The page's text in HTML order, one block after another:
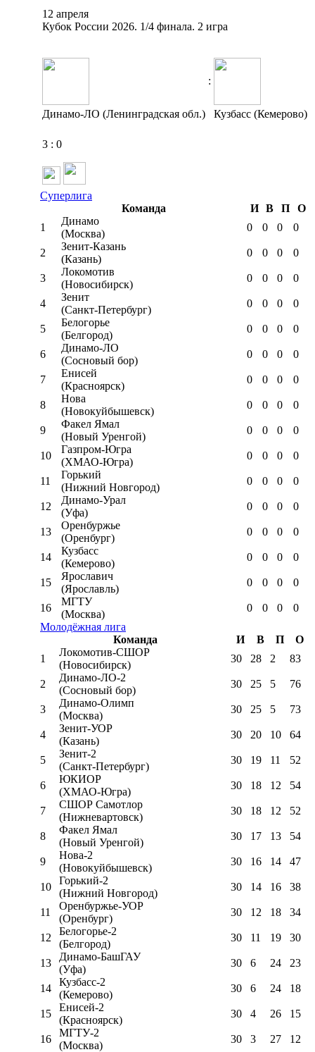
12 апреля
Кубок России 2026. 1/4 финала. 2 игра
:
Динамо-ЛО (Ленинградская обл.) Кузбасс (Кемерово)
3 : 0
Суперлига
Команда
И В П
О
1
Динамо
(Москва)
0 0 0 0
2
Зенит-Казань
(Казань)
0 0 0 0
3
Локомотив
(Новосибирск)
0 0 0 0
4
Зенит
(Санкт-Петербург)
0 0 0 0
5
Белогорье
(Белгород)
0 0 0 0
6
Динамо-ЛО
(Сосновый бор)
0 0 0 0
7
Енисей
(Красноярск)
0 0 0 0
8
Нова
(Новокуйбышевск)
0 0 0 0
9
Факел Ямал
(Новый Уренгой)
0 0 0 0
10
Газпром-Югра
(ХМАО-Югра)
0 0 0 0
11
Горький
(Нижний Новгород)
0 0 0 0
12
Динамо-Урал
(Уфа)
0 0 0 0
13
Оренбуржье
(Оренбург)
0 0 0 0
14
Кузбасс
(Кемерово)
0 0 0 0
15
Ярославич
(Ярославль)
0 0 0 0
16
МГТУ
(Москва)
0 0 0
0
Молодёжная лига
Команда
И В П
О
1
Локомотив-CШОР
(Новосибирск)
30 28 2 83
2
Динамо-ЛО-2
(Сосновый бор)
30 25 5 76
3
Динамо-Олимп
(Москва)
30 25 5 73
4
Зенит-УОР
(Казань)
30 20 10 64
5
Зенит-2
(Санкт-Петербург)
30 19 11 52
6
ЮКИОР
(ХМАО-Югра)
30 18 12 54
7
СШОР Самотлор
(Нижневартовск)
30 18 12 52
8
Факел Ямал
(Новый Уренгой)
30 17 13 54
9
Нова-2
(Новокуйбышевск)
30 16 14 47
10
Горький-2
(Нижний Новгород)
30 14 16 38
11
Оренбуржье-УОР
(Оренбург)
30 12 18 34
12
Белогорье-2
(Белгород)
30 11 19 30
13
Динамо-БашГАУ
(Уфа)
30 6 24 23
14
Кузбасс-2
(Кемерово)
30 6 24 18
15
Енисей-2
(Красноярск)
30 4 26 15
16
МГТУ-2
(Москва)
30 3 27 12